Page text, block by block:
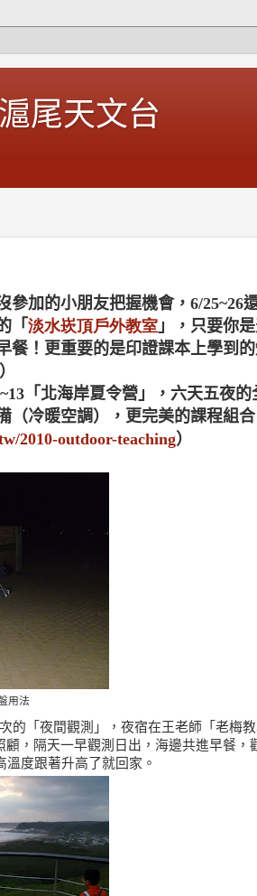
尾天文台
參加的小朋友把握機會， 6/25~26
「 淡水崁頂戶外教室 」，只要你
餐！更重要的是印證課本上學到
）
「北海岸夏令營」，六天五夜的
（冷暖空調），更完美的課程組
2010-outdoor-teaching）
用法
的 「 夜間觀測 」， 夜宿在王老師 「 老梅
顧 ， 隔天一早觀測日出 ， 海邊共進早餐 ，
溫度跟著升高了就回家 。